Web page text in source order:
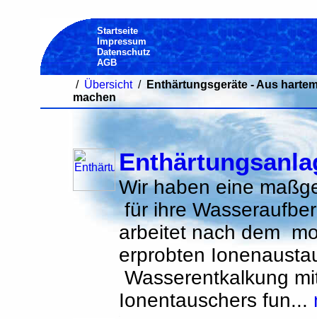
Startseite
Impressum
Datenschutz
AGB
/ Übersicht/ Enthärtungsgeräte - Aus
machen
Wir haben eine
für ihre
arbeitet nach dem
erprobten
Wasserentkalkung
Ionentauschers fun...